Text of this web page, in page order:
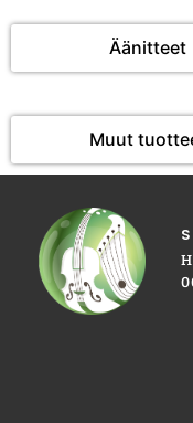
Äänitteet
Muut